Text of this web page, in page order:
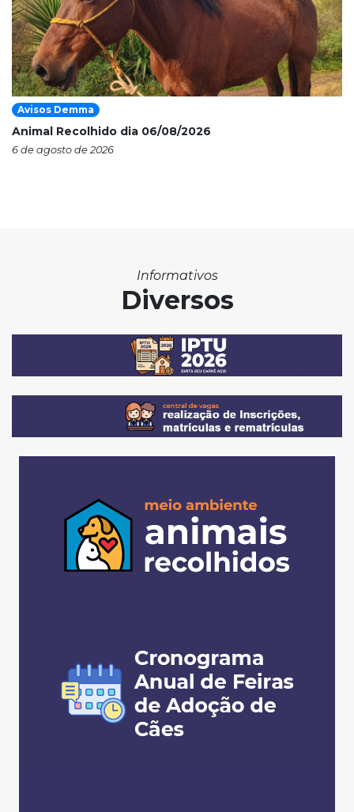
Avisos Demma
Animal Recolhido dia 06/08/2026
6 de agosto de 2026
Informativos
Diversos